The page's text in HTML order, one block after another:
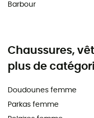
Barbour
Chaussures,
plus de
Doudounes femme
Parkas femme